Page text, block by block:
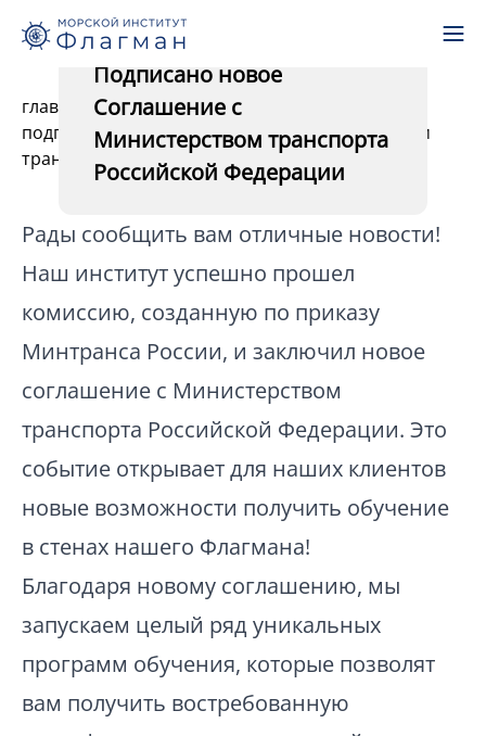
главная новости-
подписано новое соглашение с министерством
транспорта российской федерации
05.09.2025
Подписано новое
Соглашение с
Министерством транспорта
Российской Федерации
Рады сообщить вам отличные новости!
Наш институт успешно прошел
комиссию, созданную по приказу
Минтранса России, и заключил новое
соглашение с Министерством
транспорта Российской Федерации. Это
событие открывает для наших клиентов
новые возможности получить обучение
в стенах нашего Флагмана!
Благодаря новому соглашению, мы
запускаем целый ряд уникальных
программ обучения, которые позволят
вам получить востребованную